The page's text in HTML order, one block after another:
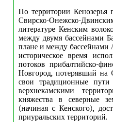
По территории
Свирско-Онежско-
литературе Кенским
между двумя бассейнами
плане и между бассейнами
историческое время
потоков прибалтийско-
Новгород, потерявший
свои традиционные
верхнекамскими
княжества в северные
(начиная с Кенского),
приуральских территорий.